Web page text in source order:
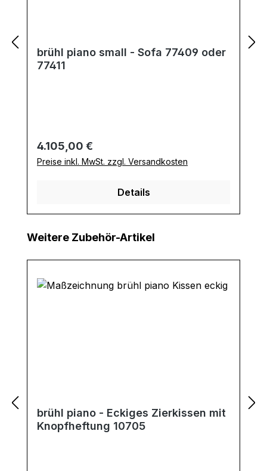
brühl piano small - Sofa 77409 oder
77411
Regulärer Preis:
4.105,00 €
Preise inkl. MwSt. zzgl. Versandkosten
Details
Produktgalerie überspringen
Weitere Zubehör-Artikel
brühl piano - Eckiges Zierkissen mit
Knopfheftung 10705